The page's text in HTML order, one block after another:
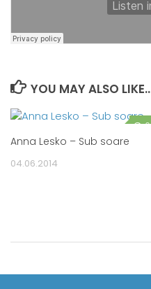
YOU MAY ALSO
0
Anna Lesko – Sub soare
04.06.2014